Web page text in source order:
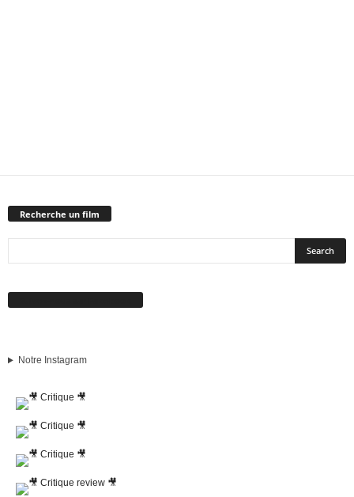
Recherche un film
Notre Instagram